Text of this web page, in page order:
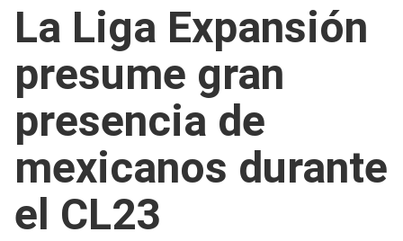
La Liga Expansión
presume gran
presencia de
mexicanos durante
el CL23